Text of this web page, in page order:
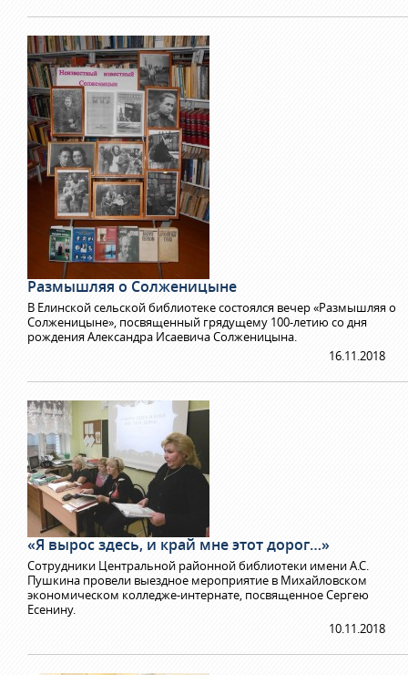
Размышляя о Солженицыне
В Елинской сельской библиотеке состоялся вечер «Размышляя о
Солженицыне», посвященный грядущему 100-летию со дня
рождения Александра Исаевича Солженицына.
16.11.2018
«Я вырос здесь, и край мне этот дорог…»
Сотрудники Центральной районной библиотеки имени А.С.
Пушкина провели выездное мероприятие в Михайловском
экономическом колледже-интернате, посвященное Сергею
Есенину.
10.11.2018